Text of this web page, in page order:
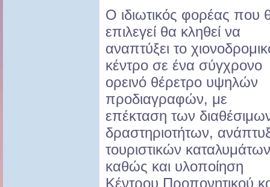
Ο ιδιωτικός φορέας που
επιλεγεί θα κληθεί να
αναπτύξει το
κέντρο σε ένα σύγχρονο
ορεινό θέρετρο υψηλών
προδιαγραφών, με
επέκταση των
δραστηριοτήτων,
τουριστικών
καθώς και υλοποίηση
Κέντρου Προπονητικού